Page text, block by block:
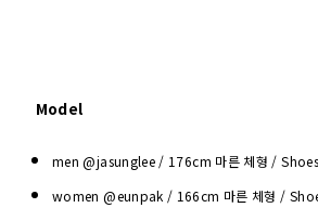
Model
men @jasunglee / 176cm 마른 체형 / Shoes
women @eunpak / 166cm 마른 체형 /